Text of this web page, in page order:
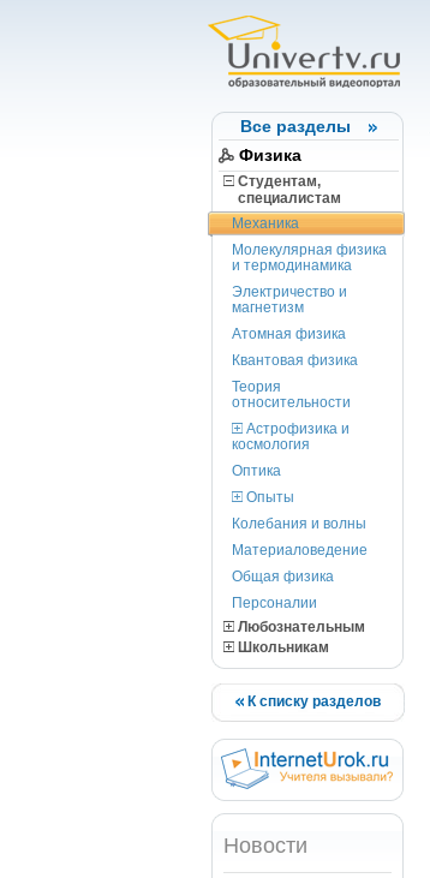
Все разделы
Физика
Студентам,
cпециалистам
Механика
Молекулярная физика
и термодинамика
Электричество и
магнетизм
Атомная физика
Квантовая физика
Теория
относительности
Астрофизика и
космология
Оптика
Опыты
Колебания и волны
Материаловедение
Общая физика
Персоналии
Любознательным
Школьникам
К списку разделов
Новости